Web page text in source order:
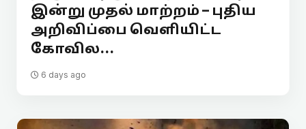
இன்று முதல் மாற்றம் – புதிய
அறிவிப்பை வெளியிட்ட
கோவில...
6 days ago